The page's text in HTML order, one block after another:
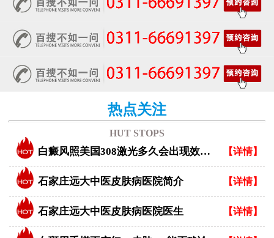
热点关注
HUT STOPS
白癜风照美国308激光多久会出现效果？ 【详情】
石家庄远大中医皮肤病医院简介 【详情】
石家庄远大中医皮肤病医院医生 【详情】